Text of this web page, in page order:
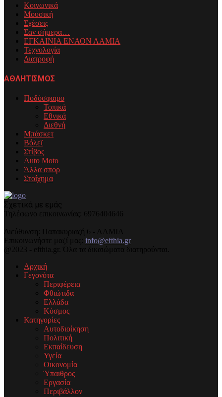
Κοινωνικά
Μουσική
Σχέσεις
Σαν σήμερα…
ΕΓΚΑΙΝΙΑ ΕΝΑΟΝ ΛΑΜΙΑ
Τεχνολογία
Διατροφή
ΑΘΛΗΤΙΣΜΟΣ
Ποδόσφαιρο
Τοπικά
Εθνικά
Διεθνή
Μπάσκετ
Βόλεϊ
Στίβος
Auto Moto
Άλλα σπορ
Στοίχημα
Σχετικά με εμάς
Τηλέφωνo επικοινωνίας: 6976404646
Διεύθυνση: Παπακυριαζή 6 - ΛΑΜΙΑ
Επικοινωνήστε μαζί μας: info@efthia.gr
@2023 - efthia.gr. Όλα τα δικαιώματα διατηρούνται.
Αρχική
Γεγονότα
Περιφέρεια
Φθιώτιδα
Ελλάδα
Κόσμος
Κατηγορίες
Αυτοδιοίκηση
Πολιτική
Εκπαίδευση
Υγεία
Οικονομία
Ύπαιθρος
Εργασία
Περιβάλλον